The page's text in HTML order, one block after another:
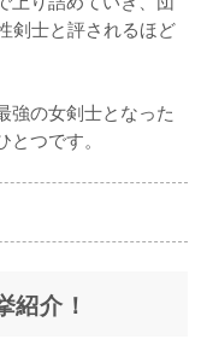
剣士と評されるほど
強の女剣士となった
つです。
紹介！